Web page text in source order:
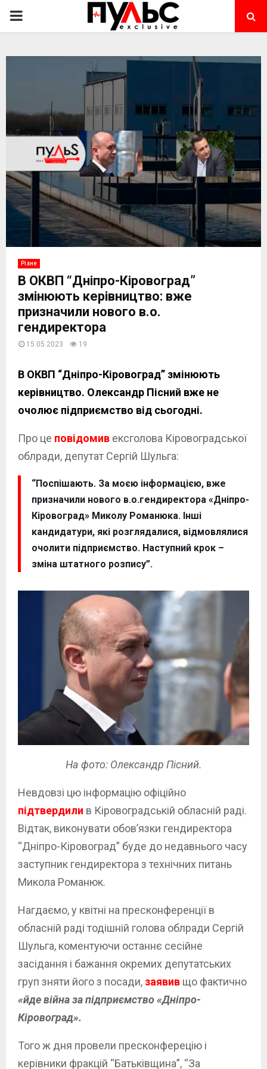
PRIMARY
Різне
В ОКВП “Дніпро-Кіровоград”
змінюють керівництво: вже
призначили нового в.о.
гендиректора
15.05.2023 19
В ОКВП “Дніпро-Кіровоград” змінюють
керівництво. Олександр Пісний вже не
очолює підприємство від сьогодні.
Про це повідомив ексголова Кіровоградської
облради, депутат Сергій Шульга:
“Поспішають. За моєю інформацією, вже
призначили нового в.о.гендиректора «Дніпро-
Кіровоград» Миколу Романюка. Інші
кандидатури, які розглядалися, відмовлялися
очолити підприємство. Наступний крок –
зміна штатного розпису”.
На фото: Олександр Пісний.
Невдовзі цю інформацію офіційно
підтвердили в Кіровоградській обласній раді.
Відтак, виконувати обов’язки гендиректора
“Дніпро-Кіровоград” буде до недавнього часу
заступник гендиректора з технічних питань
Микола Романюк.
Нагдаємо, у квітні на пресконференції в
обласній раді тодішній голова облради Сергій
Шульга, коментуючи останнє сесійне
засідання і бажання окремих депутатських
груп зняти його з посади, заявив що фактично
«йде війна за підприємство «Дніпро-
Кіровоград».
Того ж дня провели пресконферецію і
керівники фракцій “Батьківщина”, “За